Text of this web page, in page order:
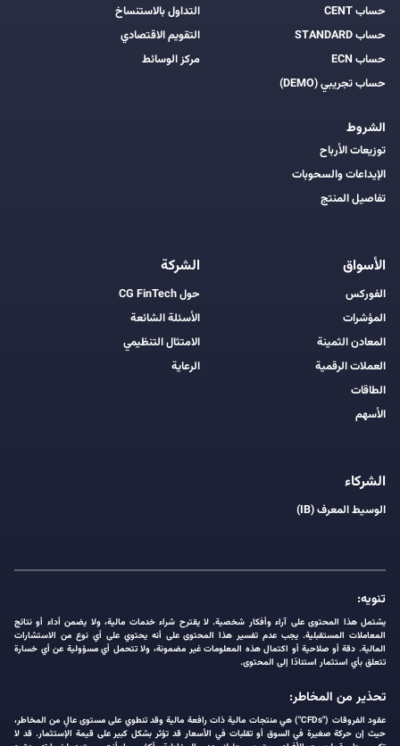
حساب CENT
حساب STANDARD
حساب ECN
حساب تجريبي (DEMO)
الشروط
توزيعات الأرباح
الإيداعات والسحوبات
تفاصيل المنتج
التداول بالاستنساخ
التقويم الاقتصادي
مركز الوسائط
الأسواق
الفوركس
المؤشرات
المعادن الثمينة
العملات الرقمية
الطاقات
الأسهم
الشركة
حول CG FinTech
الأسئلة الشائعة
الامتثال التنظيمي
الرعاية
الشركاء
الوسيط المعرف (IB)
تنويه:
يشتمل هذا المحتوى على آراء وأفكار شخصية. لا يقترح شراء خدمات مالية، ولا يضمن أداء أو نتائج
المعاملات المستقبلية. يجب عدم تفسير هذا المحتوى على أنه يحتوي على أي نوع من الاستشارات
المالية. دقة أو صلاحية أو اكتمال هذه المعلومات غير مضمونة، ولا تتحمل أي مسؤولية عن أي خسارة
تتعلق بأي استثمار استنادًا إلى المحتوى.
تحذير من المخاطر:
عقود الفروقات ("CFDs") هي منتجات مالية ذات رافعة مالية وقد تنطوي على مستوى عالٍ من المخاطر،
حيث إن حركة صغيرة في السوق أو تقلبات في الأسعار قد تؤثر بشكل كبير على قيمة الإستثمار. قد لا